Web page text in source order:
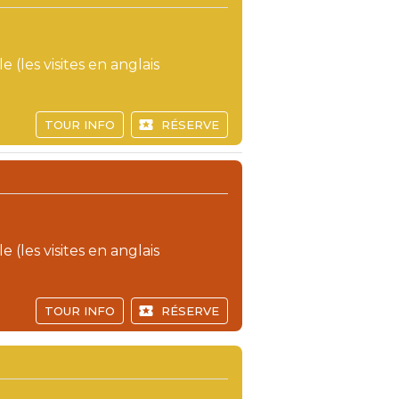
(les visites en anglais
TOUR INFO RÉSERVE
(les visites en anglais
TOUR INFO RÉSERVE